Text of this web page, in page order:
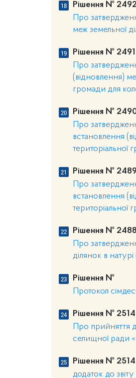
Рішення № 2492
Про
меж земельної
Рішення № 2491
Про
(відновлення)
громади для
Рішення №
Про
встановлення
територіальної
Рішення № 2489
Про
встановлення
територіальної
Рішення № 2488
Про
ділянок в
Рішення №
Протокол
Рішення № 2514
Про прийняття
селищної ради
Рішення № 2514
додаток до